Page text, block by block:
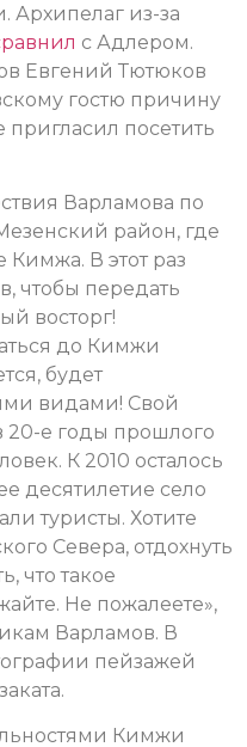
Архипелаг из-за
с Адлером.
Евгений Тютюков
гостю причину
пригласил посетить
Варламова по
район, где
В этот раз
чтобы передать
восторг!
до Кимжи
будет
видами! Свой
20-е годы прошлого
К 2010 осталось
десятилетие село
туристы. Хотите
Севера, отдохнуть
что такое
Не пожалеете»,
Варламов. В
пейзажей
Кимжи